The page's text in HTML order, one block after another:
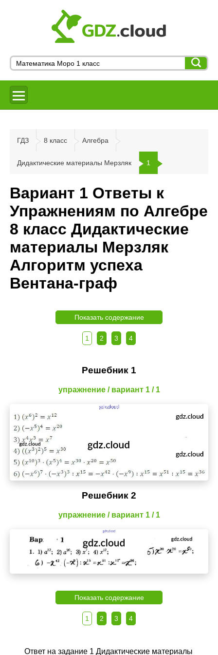
ГДЗ 8 класс Алгебра
Дидактические материалы Мерзляк 1
Вариант 1 Ответы к
Упражнениям по Алгебре
8 класс Дидактические
материалы Мерзляк
Алгоритм успеха
Вентана-граф
Показать содержание
1 2 3 4
Решебник 1
упражнение / вариант 1 / 1
Решебник 2
упражнение / вариант 1 / 1
Показать содержание
1 2 3 4
Ответ на задание 1 Дидактические материалы